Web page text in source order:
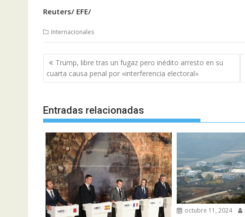
Reuters/ EFE/
Internacionales
Navegación
de
entradas
Trump, libre tras un fugaz pero inédito arresto en su
cuarta causa penal por «interferencia electoral»
Entradas relacionadas
octubre 11, 2024